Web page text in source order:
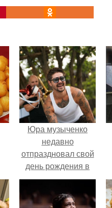
Юра музыченко
недавно
отпраздновал свой
день рождения в
кругу самых
близких и родных
людей.